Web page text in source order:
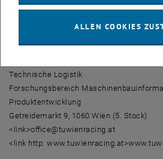
Aspekte der Produktentwicklung kennen
TU Wien Racing Team
Technische Logistik
Forschungsbereich
Produktentwicklung
Getreidemarkt 9, 1060 Wien (5. Stock)
<link>office@tuwienracing.at
<link http:
ALLEN COOKIES